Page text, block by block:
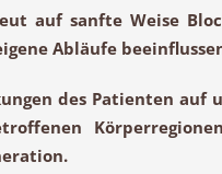
auf sanfte Weise
Abläufe
des Patienten auf
.